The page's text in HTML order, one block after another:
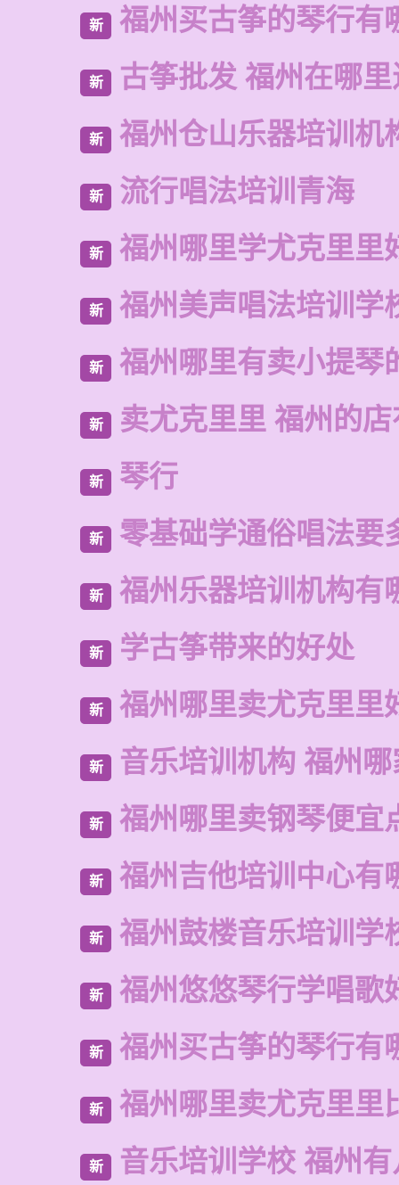
新 福州买古筝的琴行有
新 古筝批发 福州在哪
新 福州仓山乐器培训机
新 流行唱法培训青海
新 福州哪里学尤克里里
新 福州美声唱法培训学
新 福州哪里有卖小提琴
新 卖尤克里里 福州的
新 琴行
新 零基础学通俗唱法要
新 福州乐器培训机构有
新 学古筝带来的好处
新 福州哪里卖尤克里里
新 音乐培训机构 福州
新 福州哪里卖钢琴便宜
新 福州吉他培训中心有
新 福州鼓楼音乐培训学
新 福州悠悠琴行学唱歌
新 福州买古筝的琴行有
新 福州哪里卖尤克里里
新 音乐培训学校 福州